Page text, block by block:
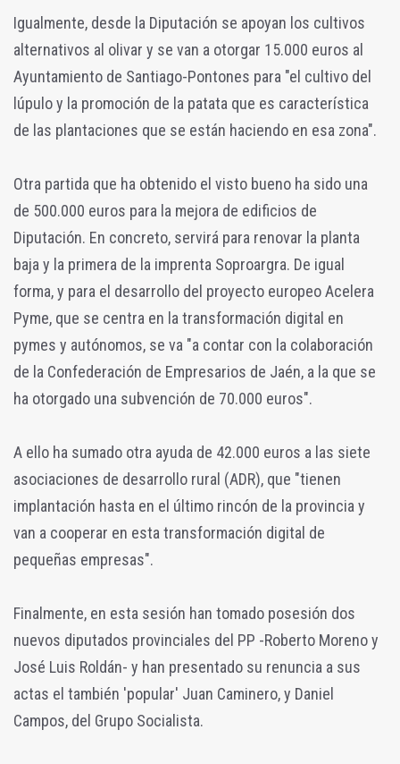
Igualmente, desde la Diputación se apoyan los cultivos
alternativos al olivar y se van a otorgar 15.000 euros al
Ayuntamiento de Santiago-Pontones para "el cultivo del
lúpulo y la promoción de la patata que es característica
de las plantaciones que se están haciendo en esa zona".
Otra partida que ha obtenido el visto bueno ha sido una
de 500.000 euros para la mejora de edificios de
Diputación. En concreto, servirá para renovar la planta
baja y la primera de la imprenta Soproargra. De igual
forma, y para el desarrollo del proyecto europeo Acelera
Pyme, que se centra en la transformación digital en
pymes y autónomos, se va "a contar con la colaboración
de la Confederación de Empresarios de Jaén, a la que se
ha otorgado una subvención de 70.000 euros".
A ello ha sumado otra ayuda de 42.000 euros a las siete
asociaciones de desarrollo rural (ADR), que "tienen
implantación hasta en el último rincón de la provincia y
van a cooperar en esta transformación digital de
pequeñas empresas".
Finalmente, en esta sesión han tomado posesión dos
nuevos diputados provinciales del PP -Roberto Moreno y
José Luis Roldán- y han presentado su renuncia a sus
actas el también 'popular' Juan Caminero, y Daniel
Campos, del Grupo Socialista.